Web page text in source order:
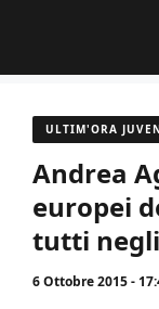
contenuto
ULTIM'ORA
Andrea
europei
tutti
6 Ottobre 2015 -